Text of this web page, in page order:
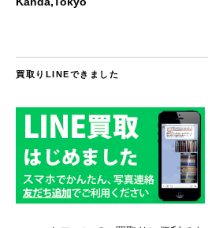
買取りLINEできました